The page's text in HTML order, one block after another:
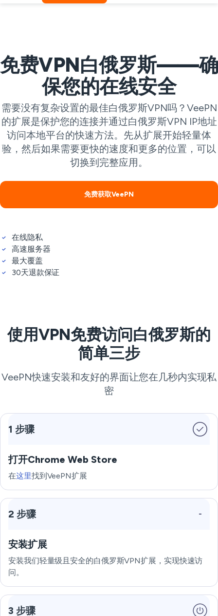
免费VPN白俄罗斯——确
保您的在线安全
需要没有复杂设置的最佳白俄罗斯VPN吗？VeePN
的扩展是保护您的连接并通过白俄罗斯VPN IP地址
访问本地平台的快速方法。先从扩展开始轻量体
验，然后如果需要更快的速度和更多的位置，可以
切换到完整应用。
免费获取VeePN
在线隐私
高速服务器
最大覆盖
30天退款保证
使用VPN免费访问白俄罗斯的
简单三步
VeePN快速安装和友好的界面让您在几秒内实现私
密
1 步骤
打开Chrome Web Store
在这里找到VeePN扩展
2 步骤
安装扩展
安装我们轻量级且安全的白俄罗斯VPN扩展，实现快速访
问。
3 步骤